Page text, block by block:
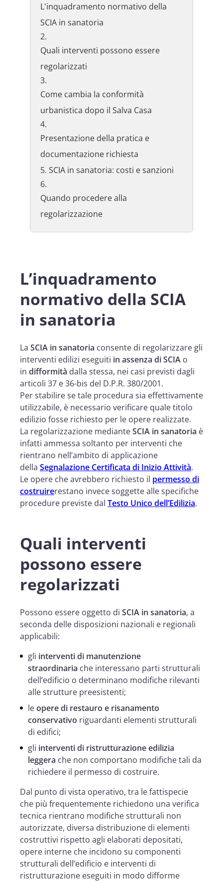
L'inquadramento normativo della
SCIA in sanatoria
Quali interventi possono essere
regolarizzati
Come cambia la conformità
urbanistica dopo il Salva Casa
Presentazione della pratica e
documentazione richiesta
SCIA in sanatoria: costi e sanzioni
Quando procedere alla
regolarizzazione
L’inquadramento
normativo della SCIA
in sanatoria
La SCIA in sanatoria consente di regolarizzare gli
interventi edilizi eseguiti in assenza di SCIA o
in difformità dalla stessa, nei casi previsti dagli
articoli 37 e 36-bis del D.P.R. 380/2001.
Per stabilire se tale procedura sia effettivamente
utilizzabile, è necessario verificare quale titolo
edilizio fosse richiesto per le opere realizzate.
La regolarizzazione medianteSCIA in sanatoria è
infatti ammessa soltanto per interventi che
rientrano nell’ambito di applicazione
della Segnalazione Certificata di Inizio Attività.
Le opere che avrebbero richiesto il permesso di
costruirerestano invece soggette alle specifiche
procedure previste dal Testo Unico dell’Edilizia.
Quali interventi
possono essere
regolarizzati
Possono essere oggetto di SCIA in sanatoria, a
seconda delle disposizioni nazionali e regionali
applicabili:
gli interventi di manutenzione
straordinaria che interessano parti strutturali
dell’edificio o determinano modifiche rilevanti
alle strutture preesistenti;
leopere di restauro e risanamento
conservativo riguardanti elementi strutturali
di edifici;
gli interventi di ristrutturazione edilizia
leggera che non comportano modifiche tali da
richiedere il permesso di costruire.
Dal punto di vista operativo, tra le fattispecie
che più frequentemente richiedono una verifica
tecnica rientrano modifiche strutturali non
autorizzate, diversa distribuzione di elementi
costruttivi rispetto agli elaborati depositati,
opere interne che incidono su componenti
strutturali dell’edificio e interventi di
ristrutturazione eseguiti in modo difforme